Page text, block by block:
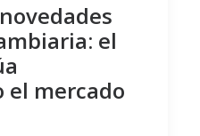
el
mercado